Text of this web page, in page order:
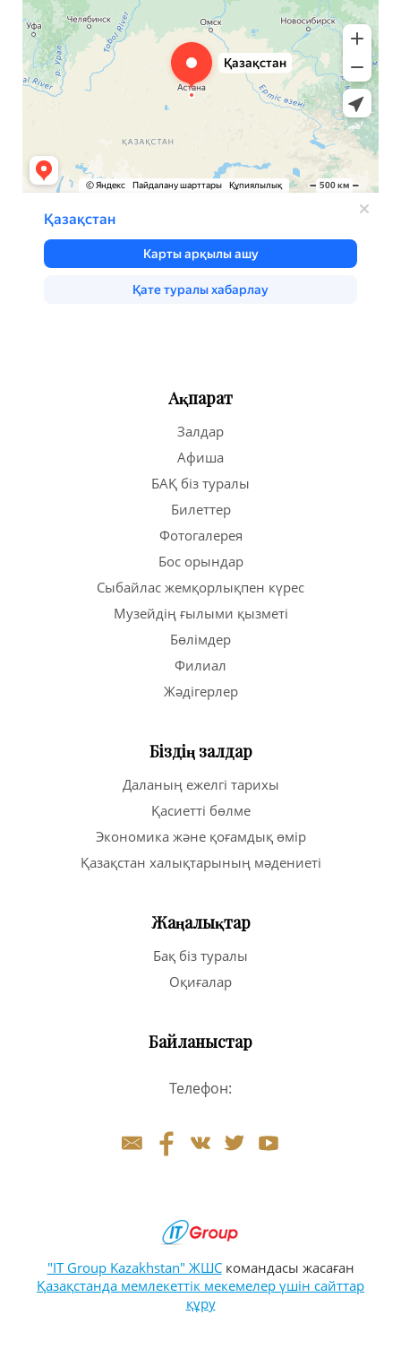
Ақпарат
Залдар
Афиша
БАҚ біз туралы
Билеттер
Фотогалерея
Бос орындар
Сыбайлас жемқорлықпен күрес
Музейдің ғылыми қызметі
Бөлімдер
Филиал
Жәдігерлер
Біздің залдар
Даланың ежелгі тарихы
Қасиетті бөлме
Экономика және қоғамдық өмір
Қазақстан халықтарының мәдениеті
Жаңалықтар
Бақ біз туралы
Оқиғалар
Байланыстар
Телефон:
"IT Group Kazakhstan" ЖШСкомандасы жасаған
Қазақстанда мемлекеттік мекемелер үшін сайттар
құру